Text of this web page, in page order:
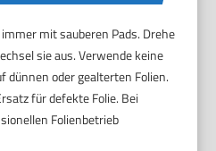
mit sauberen Pads. Drehe
sie aus. Verwende keine
dünnen oder gealterten Folien.
für defekte Folie. Bei
Folienbetrieb